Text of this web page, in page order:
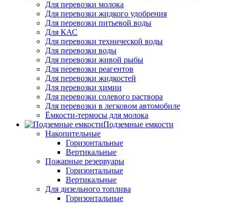
Для перевозки молока
Для перевозки жидкого удобрения
Для перевозки питьевой воды
Для КАС
Для перевозки технической воды
Для перевозки воды
Для перевозки живой рыбы
Для перевозки реагентов
Для перевозки жидкостей
Для перевозки химии
Для перевозки солевого раствора
Для перевозки в легковом автомобиле
Ёмкости-термосы для молока
Подземные емкости
Накопительные
Горизонтальные
Вертикальные
Пожарные резервуары
Горизонтальные
Вертикальные
Для дизельного топлива
Горизонтальные